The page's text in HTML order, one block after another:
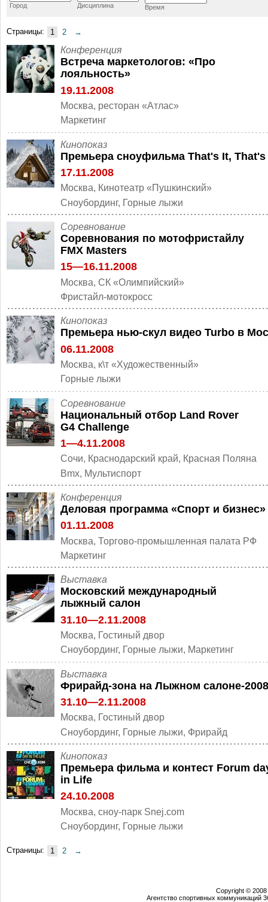
Город Дисциплина Время
Страницы: 1 2 →
Конференция
Встреча маркетологов: «Про
лояльность»
19.11.2008
Москва, ресторан «Атлас»
Маркетинг
Кинопоказ
Премьера сноуфильма That's It,
17.11.2008
Москва, Кинотеатр «Пушкинский»
Cноубординг, Горные лыжи
Cоревнование
Cоревнования по мотофристайлу
FMX Masters
15—16.11.2008
Москва, СК «Олимпийский»
Фристайл-мотокросс
Кинопоказ
Премьера нью-скул видео Turbo в
06.11.2008
Москва, к\т «Художественный»
Горные лыжи
Cоревнование
Национальный отбор Land Rover
G4 Challenge
1—4.11.2008
Сочи, Краснодарский край, Красная Поляна
Bmx, Мультиспорт
Конференция
Деловая программа «Спорт и бизнес»
01.11.2008
Москва, Торгово-промышленная палата РФ
Маркетинг
Выставка
Московский международный
лыжный салон
31.10—2.11.2008
Москва, Гостиный двор
Cноубординг, Горные лыжи, Маркетинг
Выставка
Фрирайд-зона на Лыжном салоне-2008
31.10—2.11.2008
Москва, Гостиный двор
Cноубординг, Горные лыжи, Фрирайд
Кинопоказ
Премьера фильма и контест Forum
in Life
24.10.2008
Москва, сноу-парк Snej.com
Cноубординг, Горные лыжи
Страницы: 1 2 →
Copyright © 2008
Агентство спортивных коммуникаций